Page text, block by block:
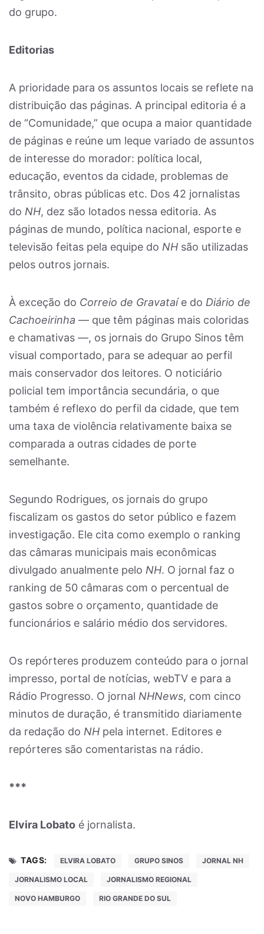
do grupo.
Editorias
A prioridade para os assuntos locais se reflete na
distribuição das páginas. A principal editoria é a
de “Comunidade,” que ocupa a maior quantidade
de páginas e reúne um leque variado de assuntos
de interesse do morador: política local,
educação, eventos da cidade, problemas de
trânsito, obras públicas etc. Dos 42 jornalistas
do NH, dez são lotados nessa editoria. As
páginas de mundo, política nacional, esporte e
televisão feitas pela equipe do NH são utilizadas
pelos outros jornais.
À exceção do Correio de Gravataíe do Diário de
Cachoeirinha — que têm páginas mais coloridas
e chamativas —, os jornais do Grupo Sinos têm
visual comportado, para se adequar ao perfil
mais conservador dos leitores. O noticiário
policial tem importância secundária, o que
também é reflexo do perfil da cidade, que tem
uma taxa de violência relativamente baixa se
comparada a outras cidades de porte
semelhante.
Segundo Rodrigues, os jornais do grupo
fiscalizam os gastos do setor público e fazem
investigação. Ele cita como exemplo o ranking
das câmaras municipais mais econômicas
divulgado anualmente pelo NH. O jornal faz o
ranking de 50 câmaras com o percentual de
gastos sobre o orçamento, quantidade de
funcionários e salário médio dos servidores.
Os repórteres produzem conteúdo para o jornal
impresso, portal de notícias, webTV e para a
Rádio Progresso. O jornal NHNews, com cinco
minutos de duração, é transmitido diariamente
da redação do NH pela internet. Editores e
repórteres são comentaristas na rádio.
***
Elvira Lobato é jornalista.
TAGS: ELVIRA LOBATO GRUPO SINOS JORNAL NH
JORNALISMO LOCAL JORNALISMO REGIONAL
NOVO HAMBURGO RIO GRANDE DO SUL